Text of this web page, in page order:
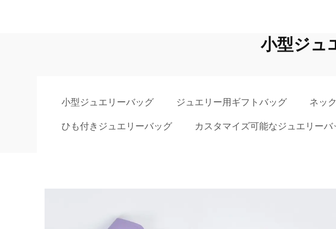
小型ジュ
小型ジュエリーバッグ ジュエリー用ギフトバッグ ネッ
ひも付きジュエリーバッグ カスタマイズ可能なジュエリーバ